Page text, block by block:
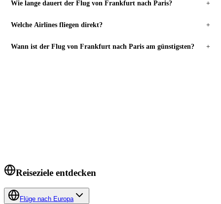
Wie lange dauert der Flug von Frankfurt nach Paris? +
Welche Airlines fliegen direkt? +
Wann ist der Flug von Frankfurt nach Paris am günstigsten? +
Reiseziele entdecken
Flüge nach Europa